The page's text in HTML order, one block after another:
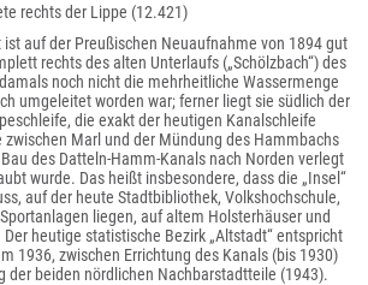
rechts der Lippe (12.421)
auf der Preußischen Neuaufnahme von 1894 gut
rechts des alten Unterlaufs („Schölzbach“) des
noch nicht die mehrheitliche Wassermenge
umgeleitet worden war; ferner liegt sie südlich der
die exakt der heutigen Kanalschleife
Marl und der Mündung des Hammbachs
des Datteln-Hamm-Kanals nach Norden verlegt
wurde. Das heißt insbesondere, dass die „Insel“
auf der heute Stadtbibliothek, Volkshochschule,
liegen, auf altem Holsterhäuser und
heutige statistische Bezirk „Altstadt“ entspricht
1936, zwischen Errichtung des Kanals (bis 1930)
der beiden nördlichen Nachbarstadtteile (1943).